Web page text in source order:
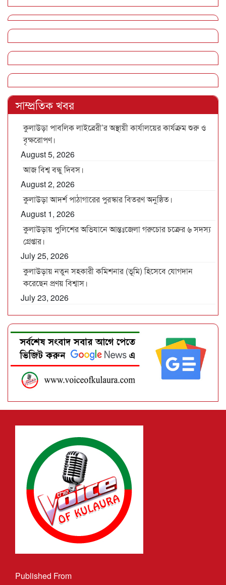
সাম্প্রতিক খবর
কুলাউড়া পাবলিক লাইব্রেরী’র অস্থায়ী কার্যালয়ের কার্যক্রম শুরু ও
বৃক্ষরোপণ।
August 5, 2026
আজ বিশ্ব বন্ধু দিবস।
August 2, 2026
কুলাউড়া আদর্শ পাঠাগারের পুরস্কার বিতরণ অনুষ্ঠিত।
August 1, 2026
কুলাউড়ায় পুলিশের অভিযানে আন্তঃজেলা গরুচোর চক্রের ৬ সদস্য
গ্রেপ্তার।
July 25, 2026
কুলাউড়ায় নতুন সহকারী কমিশনার (ভূমি) হিসেবে যোগদান
করেছেন প্রণয় বিশ্বাস।
July 23, 2026
Published From